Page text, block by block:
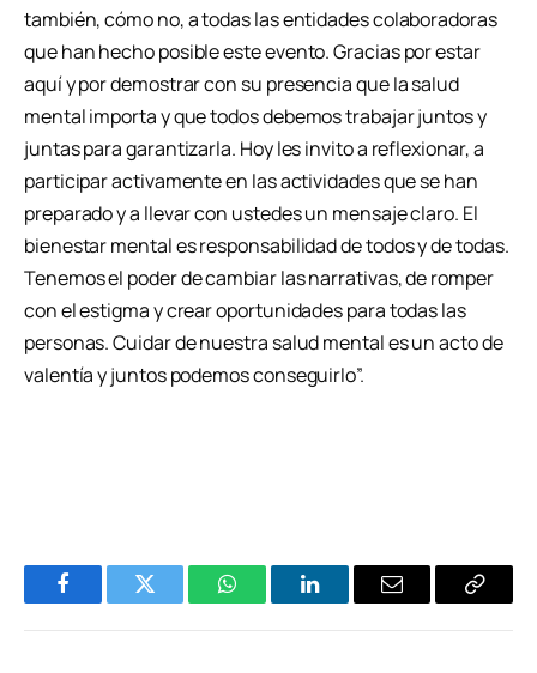
también, cómo no, a todas las entidades colaboradoras
que han hecho posible este evento. Gracias por estar
aquí y por demostrar con su presencia que la salud
mental importa y que todos debemos trabajar juntos y
juntas para garantizarla. Hoy les invito a reflexionar, a
participar activamente en las actividades que se han
preparado y a llevar con ustedes un mensaje claro. El
bienestar mental es responsabilidad de todos y de todas.
Tenemos el poder de cambiar las narrativas, de romper
con el estigma y crear oportunidades para todas las
personas. Cuidar de nuestra salud mental es un acto de
valentía y juntos podemos conseguirlo”.
FacebookTwitter WhatsAppLinkedInEmail
Copiar